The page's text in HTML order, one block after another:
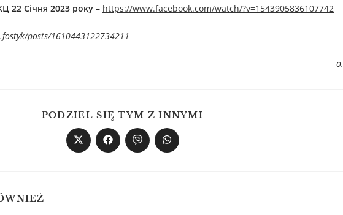
22 Січня 2023 року – https://www.facebook.com/watch/?v=1543905836107742
posts/1610443122734211
PODZIEL SIĘ TYM Z INNYMI